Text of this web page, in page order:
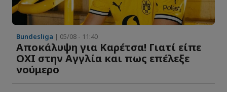
Bundesliga | 05/08 - 11:40
Αποκάλυψη για Καρέτσα! Γιατί είπε
ΟΧΙ στην Αγγλία και πως επέλεξε
νούμερο